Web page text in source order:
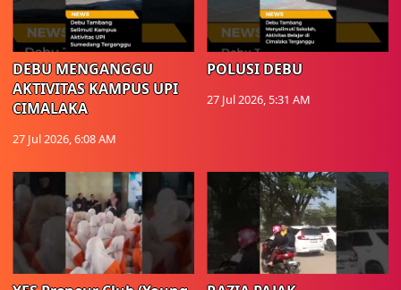
DEBU MENGANGGU
AKTIVITAS KAMPUS UPI
CIMALAKA
27 Jul 2026, 6:08 AM
POLUSI DEBU
27 Jul 2026, 5:31 AM